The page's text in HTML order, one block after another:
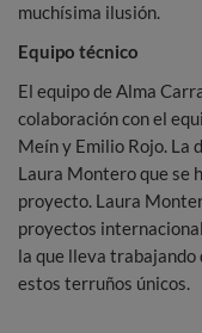
muchísima ilusión.
Equipo técnico
El equipo de Alma
colaboración con el
Meín y Emilio Rojo. La
Laura Montero que se
proyecto. Laura
proyectos
la que lleva trabajando
estos terruños únicos.